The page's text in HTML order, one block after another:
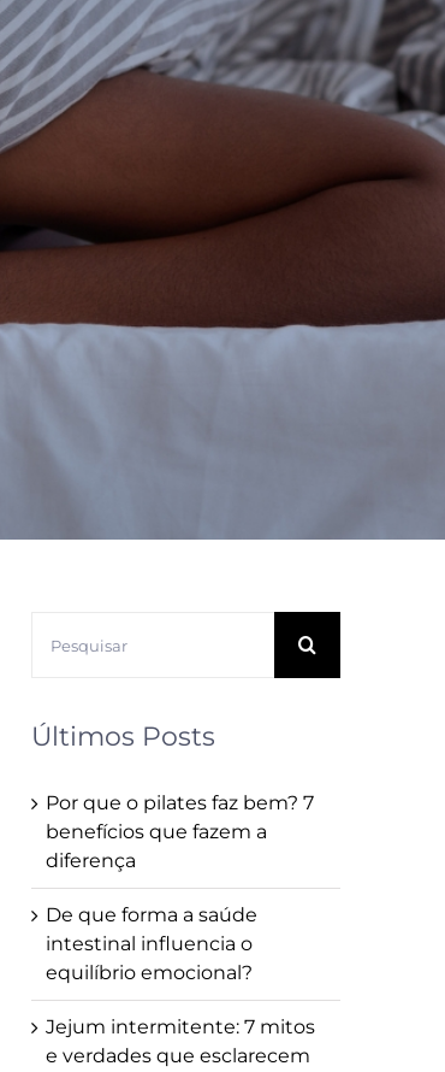
resultados
Últimos Posts
Por que o pilates faz bem? 7
benefícios que fazem a
diferença
De que forma a saúde
intestinal influencia o
equilíbrio emocional?
Jejum intermitente: 7 mitos
e verdades que esclarecem